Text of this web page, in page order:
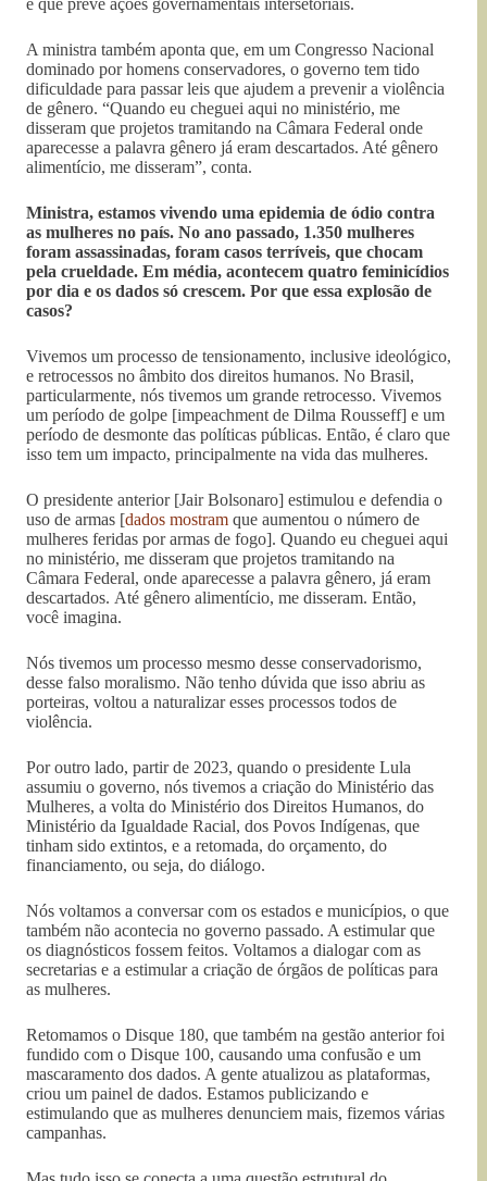
e que prevê ações governamentais intersetoriais.
A ministra também aponta que, em um Congresso Nacional
dominado por homens conservadores, o governo tem tido
dificuldade para passar leis que ajudem a prevenir a violência
de gênero. “Quando eu cheguei aqui no ministério, me
disseram que projetos tramitando na Câmara Federal onde
aparecesse a palavra gênero já eram descartados. Até gênero
alimentício, me disseram”, conta.
Ministra, estamos vivendo uma epidemia de ódio contra
as mulheres no país. No ano passado, 1.350 mulheres
foram assassinadas, foram casos terríveis, que chocam
pela crueldade. Em média, acontecem quatro feminicídios
por dia e os dados só crescem. Por que essa explosão de
casos?
Vivemos um processo de tensionamento, inclusive ideológico,
e retrocessos no âmbito dos direitos humanos. No Brasil,
particularmente, nós tivemos um grande retrocesso. Vivemos
um período de golpe [impeachment de Dilma Rousseff] e um
período de desmonte das políticas públicas. Então, é claro que
isso tem um impacto, principalmente na vida das mulheres.
O presidente anterior [Jair Bolsonaro] estimulou e defendia o
uso de armas [dados mostram que aumentou o número de
mulheres feridas por armas de fogo]. Quando eu cheguei aqui
no ministério, me disseram que projetos tramitando na
Câmara Federal, onde aparecesse a palavra gênero, já eram
descartados. Até gênero alimentício, me disseram. Então,
você imagina.
Nós tivemos um processo mesmo desse conservadorismo,
desse falso moralismo. Não tenho dúvida que isso abriu as
porteiras, voltou a naturalizar esses processos todos de
violência.
Por outro lado, partir de 2023, quando o presidente Lula
assumiu o governo, nós tivemos a criação do Ministério das
Mulheres, a volta do Ministério dos Direitos Humanos, do
Ministério da Igualdade Racial, dos Povos Indígenas, que
tinham sido extintos, e a retomada, do orçamento, do
financiamento, ou seja, do diálogo.
Nós voltamos a conversar com os estados e municípios, o que
também não acontecia no governo passado. A estimular que
os diagnósticos fossem feitos. Voltamos a dialogar com as
secretarias e a estimular a criação de órgãos de políticas para
as mulheres.
Retomamos o Disque 180, que também na gestão anterior foi
fundido com o Disque 100, causando uma confusão e um
mascaramento dos dados. A gente atualizou as plataformas,
criou um painel de dados. Estamos publicizando e
estimulando que as mulheres denunciem mais, fizemos várias
campanhas.